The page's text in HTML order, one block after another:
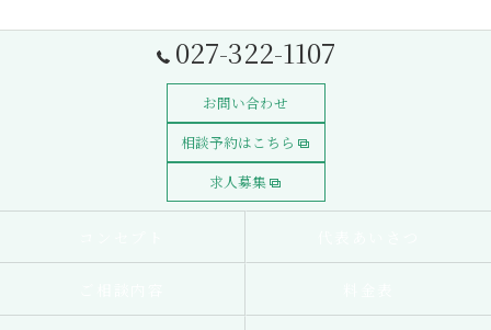
027-322-1107
お問い合わせ
相談予約はこちら
求人募集